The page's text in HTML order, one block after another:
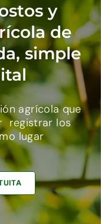
y
de
simple
agrícola que
registrar los
lugar